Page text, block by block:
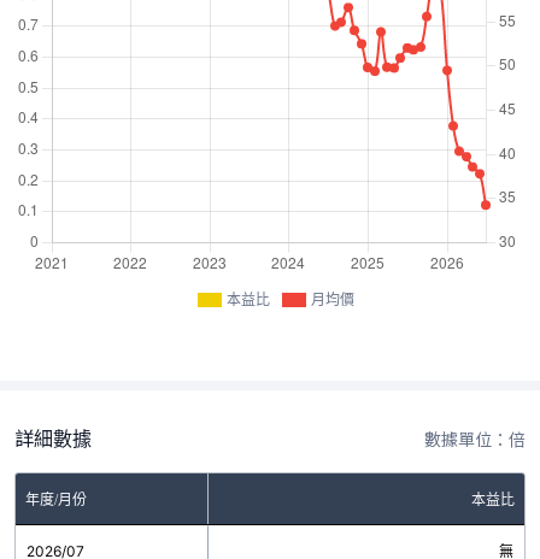
本益比 月均價
詳細數據 數據單位：倍
年度/月份 本益比
2026/07 無